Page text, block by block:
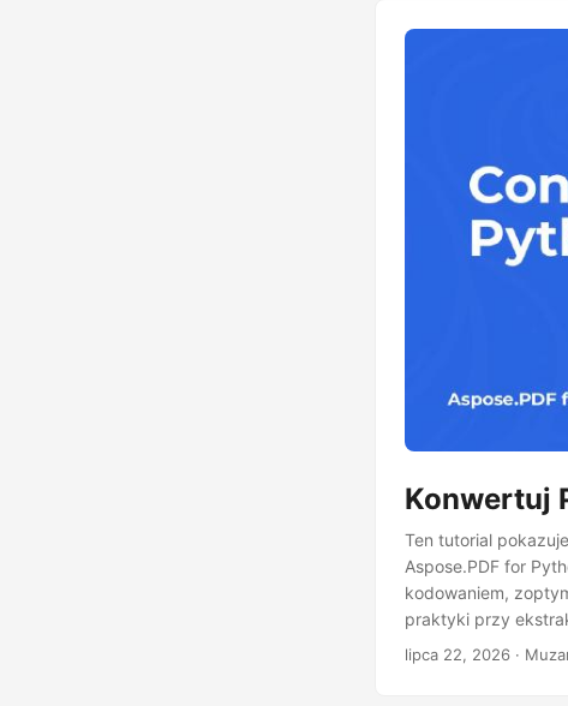
Konwertuj
Ten tutorial
Aspose.PDF for
kodowaniem,
praktyki przy
lipca 22, 2026 ·